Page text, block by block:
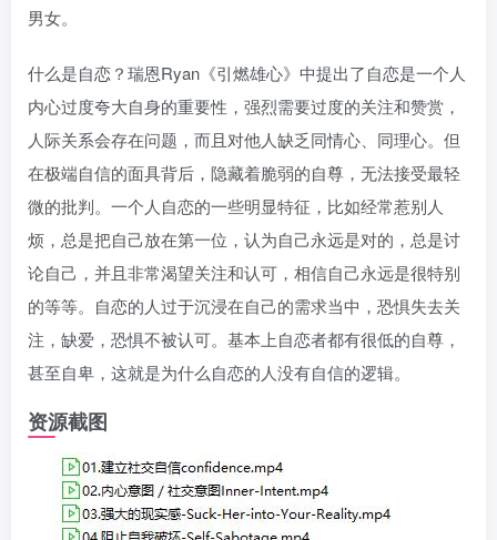
男女。
什么是自恋？瑞恩Ryan《引燃雄心》中提出了自恋是一个人
内心过度夸大自身的重要性，强烈需要过度的关注和赞赏，
人际关系会存在问题，而且对他人缺乏同情心、同理心。但
在极端自信的面具背后，隐藏着脆弱的自尊，无法接受最轻
微的批判。一个人自恋的一些明显特征，比如经常惹别人
烦，总是把自己放在第一位，认为自己永远是对的，总是讨
论自己，并且非常渴望关注和认可，相信自己永远是很特别
的等等。自恋的人过于沉浸在自己的需求当中，恐惧失去关
注，缺爱，恐惧不被认可。基本上自恋者都有很低的自尊，
甚至自卑，这就是为什么自恋的人没有自信的逻辑。
资源截图